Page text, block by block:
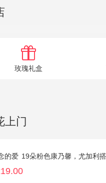
玫瑰礼盒
上门
的爱 19朵粉色康乃馨，尤加利